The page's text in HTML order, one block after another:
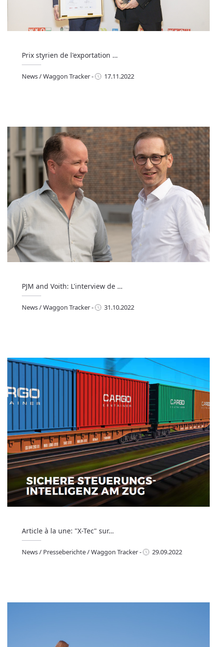
Prix styrien de l'exportation …
News/Waggon Tracker-
17.11.2022
PJM and Voith: L'interview de …
News/Waggon Tracker-
31.10.2022
Article à la une: "X-Tec" sur…
News/ Presseberichte/Waggon Tracker-
29.09.2022